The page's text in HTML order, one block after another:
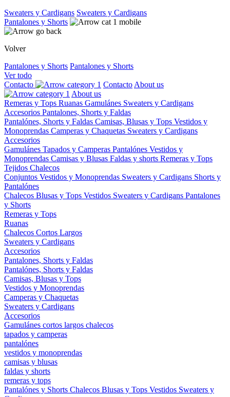
Sweaters y Cardigans Sweaters y Cardigans
Pantalones y Shorts
Volver
Pantalones y Shorts Pantalones y Shorts
Ver todo
Contacto
Contacto About us
About us
Remeras y Tops Ruanas Gamulánes Sweaters y Cardigans
Accesorios Pantalones, Shorts y Faldas
Pantalónes, Shorts y Faldas Camisas, Blusas y Tops Vestidos y
Monoprendas Camperas y Chaquetas Sweaters y Cardigans
Accesorios
Gamulánes Tapados y Camperas Pantalónes Vestidos y
Monoprendas Camisas y Blusas Faldas y shorts Remeras y Tops
Tejidos Chalecos
Conjuntos Vestidos y Monoprendas Sweaters y Cardigans Shorts y
Pantalónes
Chalecos Blusas y Tops Vestidos Sweaters y Cardigans Pantalones
y Shorts
Remeras y Tops
Ruanas
Chalecos Cortos Largos
Sweaters y Cardigans
Accesorios
Pantalones, Shorts y Faldas
Pantalónes, Shorts y Faldas
Camisas, Blusas y Tops
Vestidos y Monoprendas
Camperas y Chaquetas
Sweaters y Cardigans
Accesorios
Gamulánes cortos largos chalecos
tapados y camperas
pantalónes
vestidos y monoprendas
camisas y blusas
faldas y shorts
remeras y tops
Pantalónes y Shorts Chalecos Blusas y Tops Vestidos Sweaters y